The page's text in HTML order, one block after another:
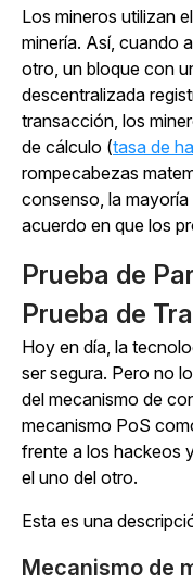
Los mineros utilizan
minería. Así, cuando
otro, un bloque con
descentralizada
transacción, los
de cálculo (tasa de
rompecabezas
consenso, la
acuerdo en que los
Prueba de
Prueba de
Hoy en día, la
ser segura. Pero no
del mecanismo de
mecanismo PoS
frente a los hackeos
el uno del otro.
Esta es una
Mecanismo de